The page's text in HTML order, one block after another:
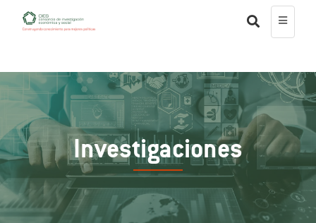
Investigaciones